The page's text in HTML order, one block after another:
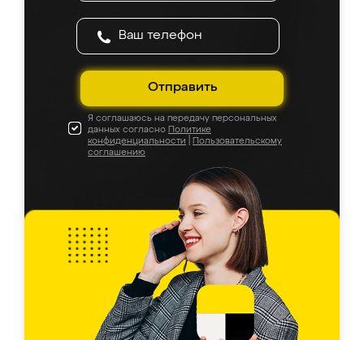
Отправить
Я соглашаюсь на передачу персональных
данных согласно Политике
конфиденциальности
Пользовательскому
соглашению